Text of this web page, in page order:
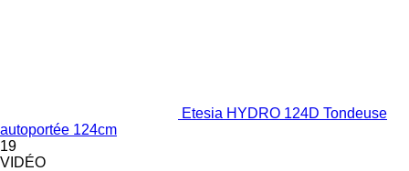
Etesia HYDRO 124D Tondeuse
autoportée 124cm
19
VIDÉO